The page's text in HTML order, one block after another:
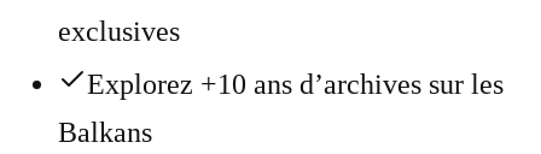
exclusives
Explorez +10 ans d’archives sur les
Balkans